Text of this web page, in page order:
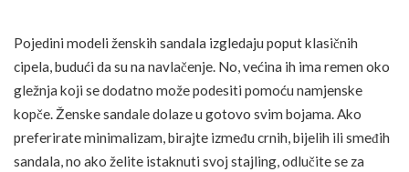
Pojedini modeli ženskih sandala izgledaju poput klasičnih
cipela, budući da su na navlačenje. No, većina ih ima remen oko
gležnja koji se dodatno može podesiti pomoću namjenske
kopče. Ženske sandale dolaze u gotovo svim bojama. Ako
preferirate minimalizam, birajte između crnih, bijelih ili smeđih
sandala, no ako želite istaknuti svoj stajling, odlučite se za